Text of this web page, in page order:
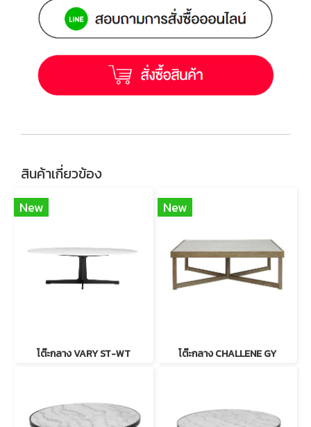
สินค้าเกี่ยวข้อง
New
โต๊ะกลาง VARY ST-WT
New
โต๊ะกลาง CHALLENE GY